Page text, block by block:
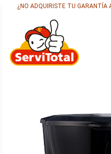
¿NO ADQUIRISTE TU GARANTÍA